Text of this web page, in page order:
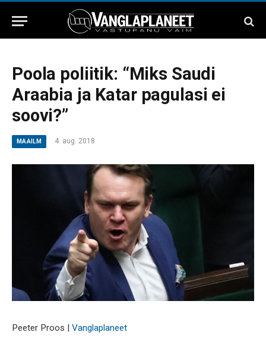
Poola poliitik: “Miks Saudi
Araabia ja Katar pagulasi ei
soovi?”
MAAILM 4. aug. 2018
Peeter Proos | Vanglaplaneet